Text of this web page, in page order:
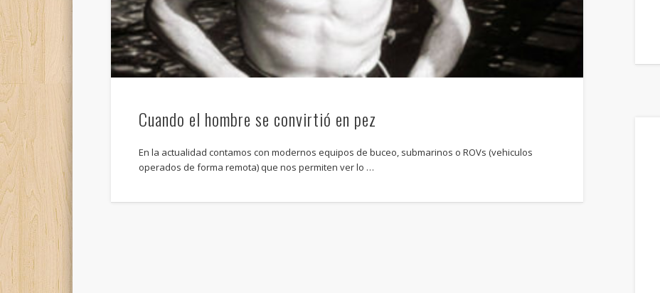
Cuando el hombre se convirtió en pez
En la actualidad contamos con modernos equipos de buceo, submarinos o ROVs (vehiculos
operados de forma remota) que nos permiten ver lo …